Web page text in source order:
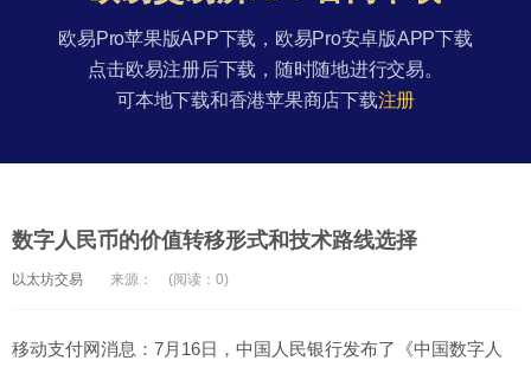
欧易Pro苹果版APP下载，欧易Pro安卓版APP下载
点击欧易注册后下载，随时随地进行交易。
可本地下载和香港苹果商店下载注册
数字人民币的价值转移形式和技术路线选择
以太坊交易 来源： (阅读：0)
移动支付网消息：7月16日，中国人民银行发布了《中国数字人